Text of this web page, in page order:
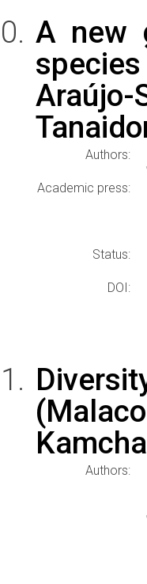
A new
Authors:
Academic press:
Status:
DOI:
Authors: